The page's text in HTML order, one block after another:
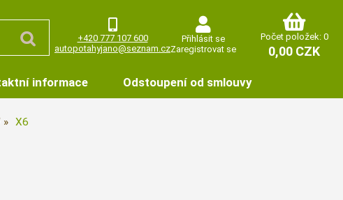
+420 777 107 600
autopotahyjano@seznam.cz
Přihlásit se
Zaregistrovat se
Počet položek: 0
0,00 CZK
informace Odstoupení od smlouvy
X6